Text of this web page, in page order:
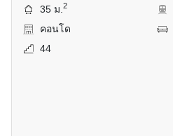
35 ม.2
คอนโด
44